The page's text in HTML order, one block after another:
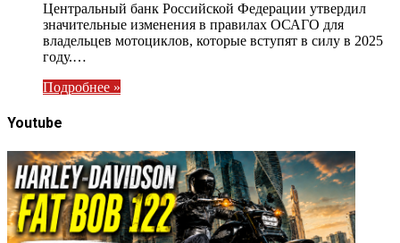
Центральный банк Российской Федерации утвердил
значительные изменения в правилах ОСАГО для
владельцев мотоциклов, которые вступят в силу в 2025
году.…
Подробнее »
Youtube